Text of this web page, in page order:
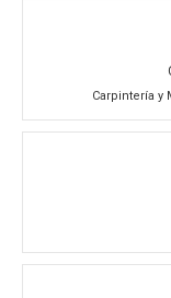
Carpintería y